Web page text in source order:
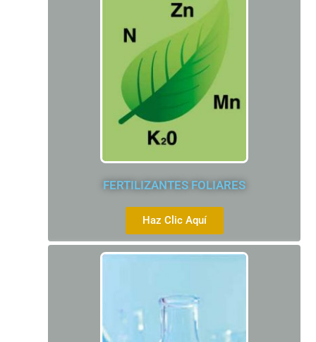
FERTILIZANTES FOLIARES
Haz Clic Aquí